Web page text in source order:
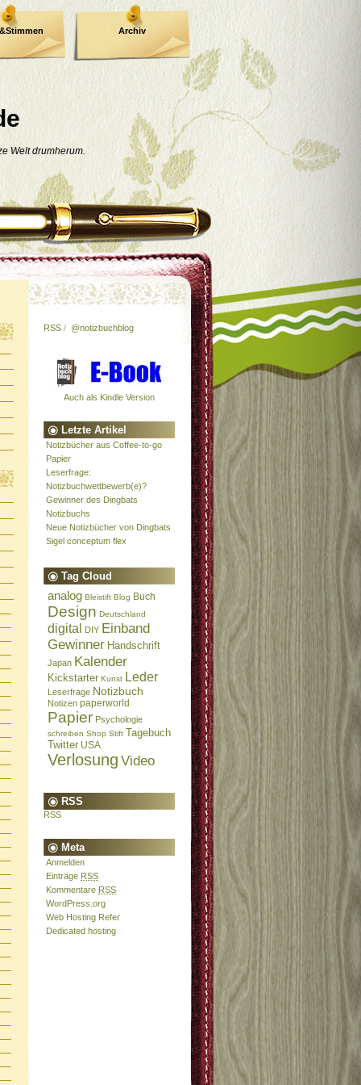
Welt drumherum.
Archiv
RSS / @notizbuchblog
Auch als Kindle Version
Letzte Artikel
Notizbücher aus Coffee-to-go
Papier
Leserfrage:
Notizbuchwettbewerb(e)?
Gewinner des Dingbats
Notizbuchs
Neue Notizbücher von Dingbats
Sigel conceptum flex
Tag Cloud
analog Bleistift Blog Buch
Design Deutschland
digital DIY Einband
Gewinner Handschrift
Japan Kalender
Kickstarter Kunst Leder
Leserfrage Notizbuch
Notizen paperworld
Papier Psychologie
schreiben Shop Stift Tagebuch
Twitter USA
Verlosung Video
RSS
RSS
Meta
Anmelden
Einträge RSS
Kommentare RSS
WordPress.org
Web Hosting Refer
Dedicated hosting